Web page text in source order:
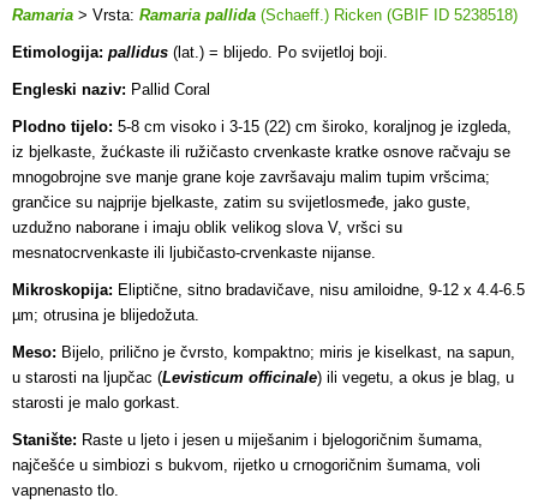
Ramaria > Vrsta: Ramaria pallida (Schaeff.) Ricken (GBIF ID 5238518)
Etimologija: pallidus (lat.) = blijedo. Po svijetloj boji.
Engleski naziv: Pallid Coral
Plodno tijelo: 5-8 cm visoko i 3-15 (22) cm široko, koraljnog je izgleda,
iz bjelkaste, žućkaste ili ružičasto crvenkaste kratke osnove račvaju se
mnogobrojne sve manje grane koje završavaju malim tupim vršcima;
grančice su najprije bjelkaste, zatim su svijetlosmeđe, jako guste,
uzdužno naborane i imaju oblik velikog slova V, vršci su
mesnatocrvenkaste ili ljubičasto-crvenkaste nijanse.
Mikroskopija: Eliptične, sitno bradavičave, nisu amiloidne, 9-12 x 4.4-6.5
µm; otrusina je blijedožuta.
Meso: Bijelo, prilično je čvrsto, kompaktno; miris je kiselkast, na sapun,
u starosti na ljupčac (Levisticum officinale) ili vegetu, a okus je blag, u
starosti je malo gorkast.
Stanište: Raste u ljeto i jesen u miješanim i bjelogoričnim šumama,
najčešće u simbiozi s bukvom, rijetko u crnogoričnim šumama, voli
vapnenasto tlo.